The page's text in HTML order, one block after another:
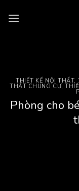
THIẾT KẾ NỘI THẤT,
THẤT CHUNG CƯ,
Phòng cho